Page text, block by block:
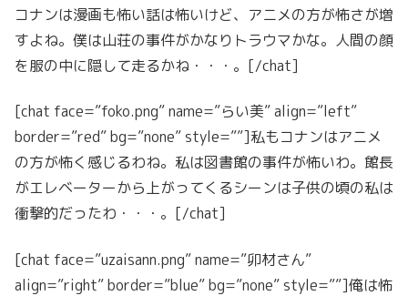
コナンは漫画も怖い話は怖いけど、アニメの方が怖さが増
すよね。僕は山荘の事件がかなりトラウマかな。人間の顔
を服の中に隠して走るかね・・・。[/chat]
[chat face=”foko.png” name=”らい美” align=”left”
border=”red” bg=”none” style=””]私もコナンはアニメ
の方が怖く感じるわね。私は図書館の事件が怖いわ。館長
がエレベーターから上がってくるシーンは子供の頃の私は
衝撃的だったわ・・・。[/chat]
[chat face=”uzaisann.png” name=”卯材さん”
align=”right” border=”blue” bg=”none” style=””]俺は怖